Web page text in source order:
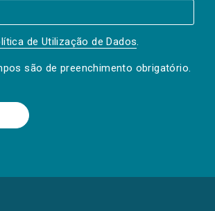
de Utilização de Dados.
são de preenchimento obrigatório.